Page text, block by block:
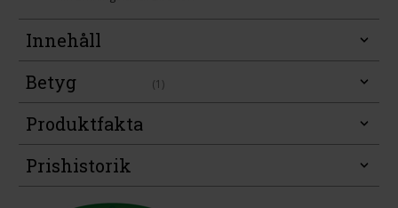
Innehåll
Betyg
(1)
Produktfakta
Prishistorik